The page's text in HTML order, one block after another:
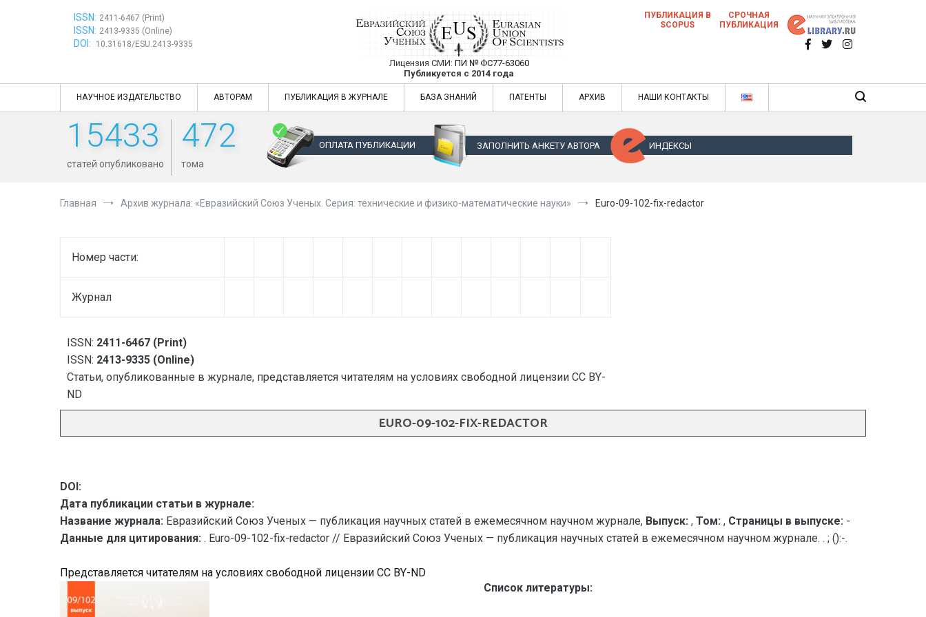
ISSN: 2411-6467 (Print)
ISSN: 2413-9335 (Online)
DOI: 10.31618/ESU.2413-9335
Евразийский Союз Ученых — публикация научных статей в ежемесячном научном
журнале
Лицензия СМИ: ПИ № ФС77-63060
Публикуется с 2014 года
Евразийский Союз Ученых — публикация научных статей в ежемесячном научном журнале
ПУБЛИКАЦИЯ В
SCOPUS
СРОЧНАЯ
ПУБЛИКАЦИЯ
НАУЧНОЕ ИЗДАТЕЛЬСТВО АВТОРАМ ПУБЛИКАЦИЯ В ЖУРНАЛЕ БАЗА ЗНАНИЙ ПАТЕНТЫ АРХИВ НАШИ КОНТАКТЫ
15433
статей опубликовано
472
тома
ОПЛАТА ПУБЛИКАЦИИ ЗАПОЛНИТЬ АНКЕТУ АВТОРА ИНДЕКСЫ
Главная Архив журнала: «Евразийский Союз Ученых. Серия: технические и физико-математические науки» Euro-09-102-fix-redactor
Номер части:
Журнал
ISSN: 2411-6467 (Print)
ISSN: 2413-9335 (Online)
Статьи, опубликованные в журнале, представляется читателям на условиях свободной лицензии CC BY-
ND
EURO-09-102-FIX-REDACTOR
DOI:
Дата публикации статьи в журнале:
Название журнала: Евразийский Союз Ученых — публикация научных статей в ежемесячном научном журнале, Выпуск: , Том: , Страницы в выпуске: -
Данные для цитирования: . Euro-09-102-fix-redactor // Евразийский Союз Ученых — публикация научных статей в ежемесячном научном журнале. . ; ():-.
Представляется читателям на условиях свободной лицензии CC BY-ND
Список литературы: